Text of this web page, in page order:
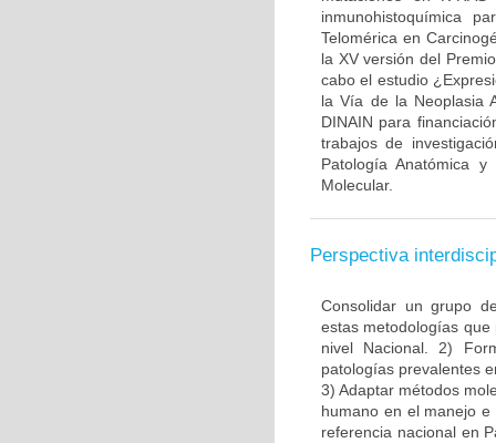
inmunohistoquímica
Telomérica en
la XV versión del
cabo el estudio
la Vía de la Neoplasia
DINAIN para
trabajos de
Patología Anatómica
Molecular.
Perspectiva
Consolidar un grupo
estas metodologías
nivel Nacional. 2)
patologías prevalentes
3) Adaptar métodos
humano en el manejo
referencia nacional en